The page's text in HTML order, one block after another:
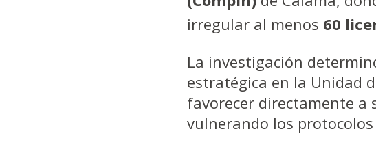
irregular al menos 60
La investigación
estratégica en la Unidad
favorecer directamente a
vulnerando los